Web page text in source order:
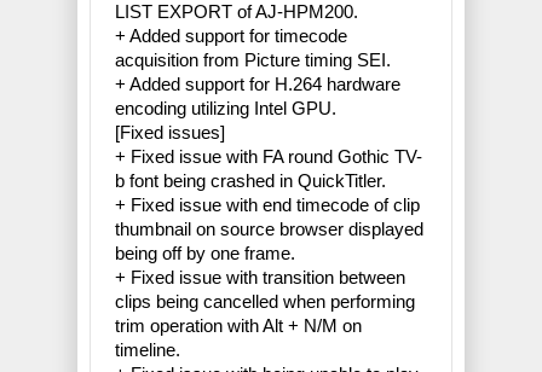
LIST EXPORT of AJ-HPM200.
+ Added support for timecode
acquisition from Picture timing SEI.
+ Added support for H.264 hardware
encoding utilizing Intel GPU.
[Fixed issues]
+ Fixed issue with FA round Gothic TV-
b font being crashed in QuickTitler.
+ Fixed issue with end timecode of clip
thumbnail on source browser displayed
being off by one frame.
+ Fixed issue with transition between
clips being cancelled when performing
trim operation with Alt + N/M on
timeline.